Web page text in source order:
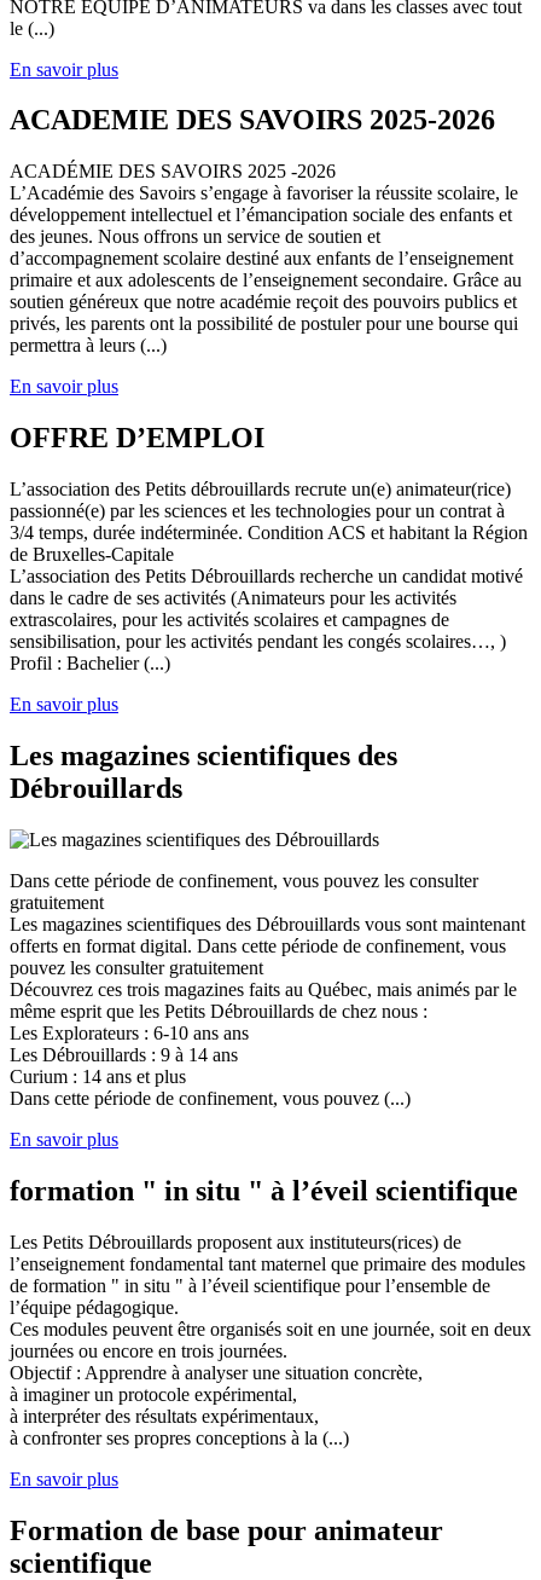
NOTRE EQUIPE D’ANIMATEURS va dans les classes avec tout
le (...)
En savoir plus
ACADEMIE DES SAVOIRS 2025-2026
ACADÉMIE DES SAVOIRS 2025 -2026
L’Académie des Savoirs s’engage à favoriser la réussite scolaire, le
développement intellectuel et l’émancipation sociale des enfants et
des jeunes. Nous offrons un service de soutien et
d’accompagnement scolaire destiné aux enfants de l’enseignement
primaire et aux adolescents de l’enseignement secondaire. Grâce au
soutien généreux que notre académie reçoit des pouvoirs publics et
privés, les parents ont la possibilité de postuler pour une bourse qui
permettra à leurs (...)
En savoir plus
OFFRE D’EMPLOI
L’association des Petits débrouillards recrute un(e) animateur(rice)
passionné(e) par les sciences et les technologies pour un contrat à
3/4 temps, durée indéterminée. Condition ACS et habitant la Région
de Bruxelles-Capitale
L’association des Petits Débrouillards recherche un candidat motivé
dans le cadre de ses activités (Animateurs pour les activités
extrascolaires, pour les activités scolaires et campagnes de
sensibilisation, pour les activités pendant les congés scolaires…, )
Profil : Bachelier (...)
En savoir plus
Les magazines scientifiques des
Débrouillards
Dans cette période de confinement, vous pouvez les consulter
gratuitement
Les magazines scientifiques des Débrouillards vous sont maintenant
offerts en format digital. Dans cette période de confinement, vous
pouvez les consulter gratuitement
Découvrez ces trois magazines faits au Québec, mais animés par le
même esprit que les Petits Débrouillards de chez nous :
Les Explorateurs : 6-10 ans ans
Les Débrouillards : 9 à 14 ans
Curium : 14 ans et plus
Dans cette période de confinement, vous pouvez (...)
En savoir plus
formation " in situ " à l’éveil scientifique
Les Petits Débrouillards proposent aux instituteurs(rices) de
l’enseignement fondamental tant maternel que primaire des modules
de formation " in situ " à l’éveil scientifique pour l’ensemble de
l’équipe pédagogique.
Ces modules peuvent être organisés soit en une journée, soit en deux
journées ou encore en trois journées.
Objectif : Apprendre à analyser une situation concrète,
à imaginer un protocole expérimental,
à interpréter des résultats expérimentaux,
à confronter ses propres conceptions à la (...)
En savoir plus
Formation de base pour animateur
scientifique